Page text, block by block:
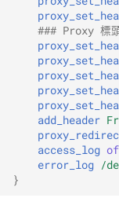
### Proxy 標
add_header
access_log
error_log /
}